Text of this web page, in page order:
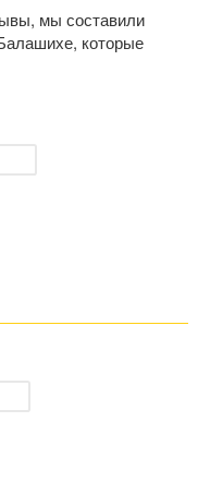
мы составили
которые